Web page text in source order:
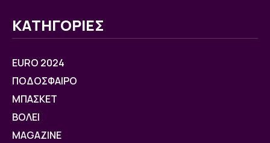
ΚΑΤΗΓΟΡΙΕΣ
EURO 2024
ΠΟΔΟΣΦΑΙΡΟ
ΜΠΑΣΚΕΤ
ΒOΛΕΙ
MAGAZINE